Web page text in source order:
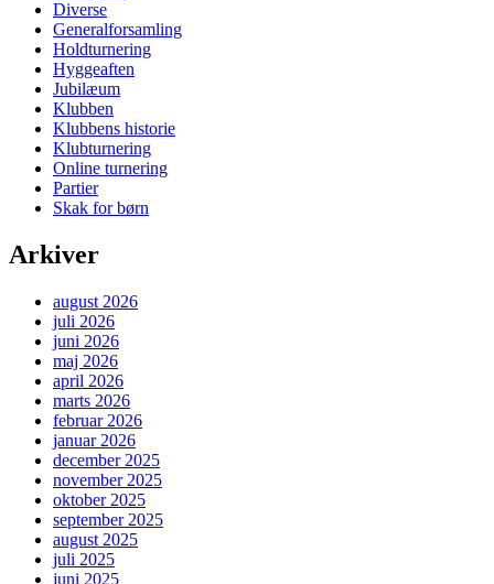
Diverse
Generalforsamling
Holdturnering
Hyggeaften
Jubilæum
Klubben
Klubbens historie
Klubturnering
Online turnering
Partier
Skak for børn
Arkiver
august 2026
juli 2026
juni 2026
maj 2026
april 2026
marts 2026
februar 2026
januar 2026
december 2025
november 2025
oktober 2025
september 2025
august 2025
juli 2025
juni 2025